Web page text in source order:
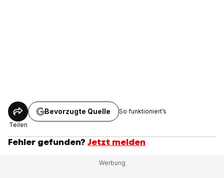
Teilen
Bevorzugte Quelle So funktioniert’s
Fehler gefunden? Jetzt melden